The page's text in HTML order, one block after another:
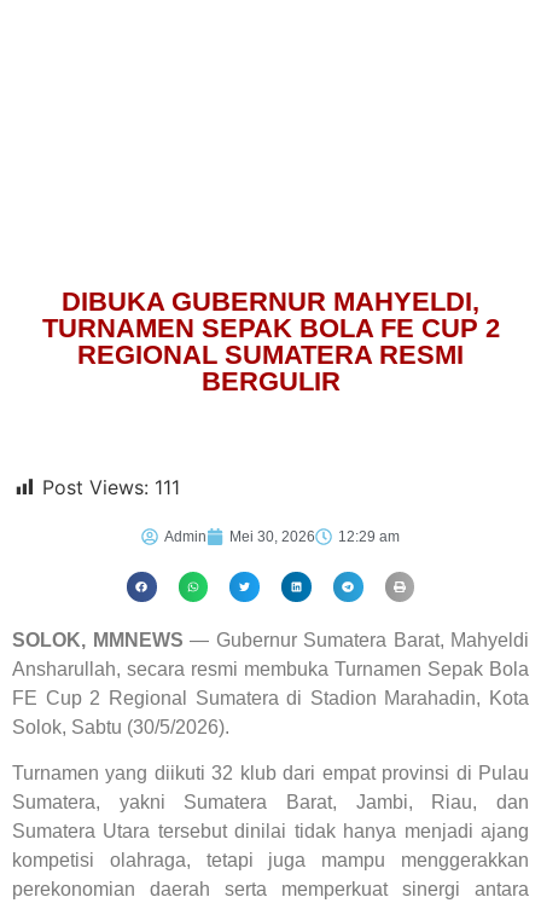
DIBUKA GUBERNUR MAHYELDI,
TURNAMEN SEPAK BOLA FE CUP 2
REGIONAL SUMATERA RESMI
BERGULIR
Post Views: 111
Admin Mei 30, 2026 12:29 am
SOLOK, MMNEWS — Gubernur Sumatera Barat, Mahyeldi
Ansharullah, secara resmi membuka Turnamen Sepak Bola
FE Cup 2 Regional Sumatera di Stadion Marahadin, Kota
Solok, Sabtu (30/5/2026).
Turnamen yang diikuti 32 klub dari empat provinsi di Pulau
Sumatera, yakni Sumatera Barat, Jambi, Riau, dan
Sumatera Utara tersebut dinilai tidak hanya menjadi ajang
kompetisi olahraga, tetapi juga mampu menggerakkan
perekonomian daerah serta memperkuat sinergi antara